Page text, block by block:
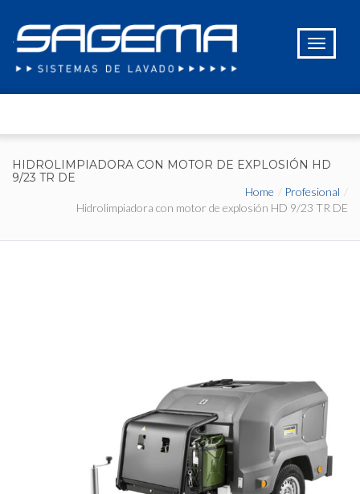
HIDROLIMPIADORA CON MOTOR DE EXPLOSIÓN HD
9/23 TR DE
Home
Profesional
Hidrolimpiadora con motor de explosión HD 9/23 TR DE